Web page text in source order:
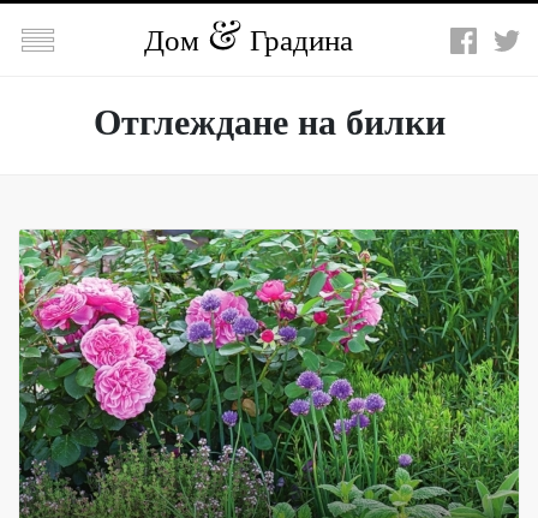
 Дом Градина
Отглеждане на билки